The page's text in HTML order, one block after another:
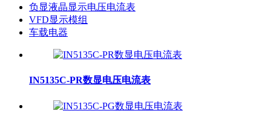
负显液晶显示电压电流表
VFD显示模组
车载电器
IN5135C-PR数显电压电流表